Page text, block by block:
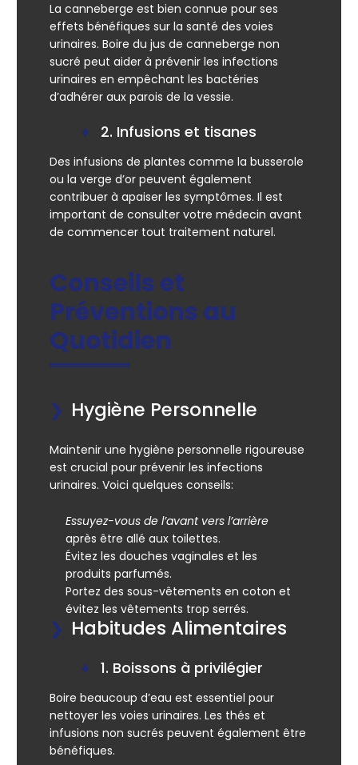
La canneberge est bien connue pour ses
effets bénéfiques sur la santé des voies
urinaires. Boire du jus de canneberge non
sucré peut aider à prévenir les infections
urinaires en empêchant les bactéries
d’adhérer aux parois de la vessie.
2. Infusions et tisanes
Des infusions de plantes comme la busserole
ou la verge d’or peuvent également
contribuer à apaiser les symptômes. Il est
important de consulter votre médecin avant
de commencer tout traitement naturel.
Conseils et
Préventions au
Quotidien
Hygiène Personnelle
Maintenir une hygiène personnelle rigoureuse
est crucial pour prévenir les infections
urinaires. Voici quelques conseils:
Essuyez-vous de l’avant vers l’arrière
après être allé aux toilettes.
Évitez les douches vaginales et les
produits parfumés.
Portez des sous-vêtements en coton et
évitez les vêtements trop serrés.
Habitudes Alimentaires
1. Boissons à privilégier
Boire beaucoup d’eau est essentiel pour
nettoyer les voies urinaires. Les thés et
infusions non sucrés peuvent également être
bénéfiques.